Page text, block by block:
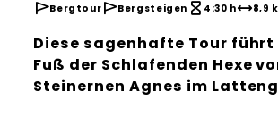
Bergtour Bergsteigen 4:30 h 8,9
Diese sagenhafte Tour führt
Fuß der Schlafenden Hexe
Steinernen Agnes im